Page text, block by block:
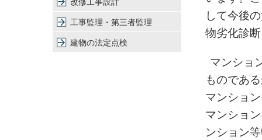
して今後
物劣化診
マンショ
ものであ
マンショ
マンショ
ンション
改修工事設計
工事監理・第三者監理
建物の法定点検